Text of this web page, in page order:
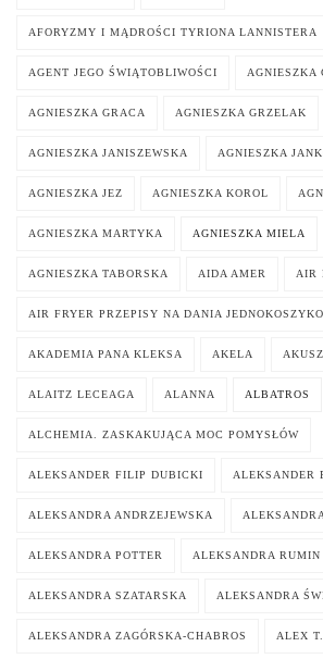
AFORYZMY I MĄDROŚCI TYRIONA LANNISTERA
AGENT JEGO ŚWIĄTOBLIWOŚCI AGNIESZKA
AGNIESZKA GRACA AGNIESZKA GRZELAK
AGNIESZKA JANISZEWSKA AGNIESZKA
AGNIESZKA JEZ AGNIESZKA KOROL
AGNIESZKA MARTYKA AGNIESZKA MIELA
AGNIESZKA TABORSKA AIDA AMER AIR
AIR FRYER PRZEPISY NA DANIA
AKADEMIA PANA KLEKSA AKELA
ALAITZ LECEAGA ALANNA ALBATROS
ALCHEMIA. ZASKAKUJĄCA MOC POMYSŁÓW
ALEKSANDER FILIP DUBICKI ALEKSANDER
ALEKSANDRA ANDRZEJEWSKA
ALEKSANDRA POTTER ALEKSANDRA RUMIN
ALEKSANDRA SZATARSKA ALEKSANDRA
ALEKSANDRA ZAGÓRSKA-CHABROS ALEX